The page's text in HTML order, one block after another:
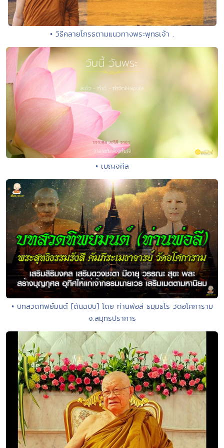
• วิธีคลายโกรธตามแนวทางพระพุทธเจ้า .
• เบญจศีล
• บทสวดทิพย์มนต์ [ต้นฉบับ] โดย ท่านพ่อลี ธมฺมธโร วัดอโศการาม
จ.สมุทรปราการ